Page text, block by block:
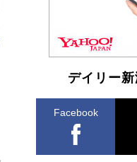
デイリー
Facebook